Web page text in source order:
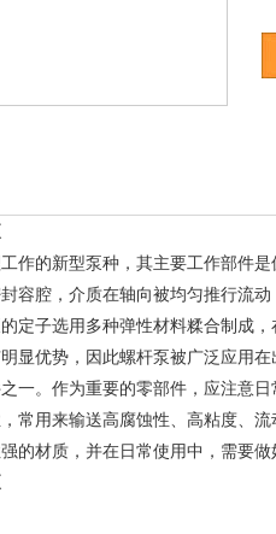
作的新型泵种，其主要工作部件
容腔，介质在轴向被均匀推行流
定子选用多种弹性材料糅合制成
显优势，因此螺杆泵被广泛应用在
一。作为重要的零部件，应注意
常用来输送高腐蚀性、高粘度、
的材质，并在日常使用中，需要